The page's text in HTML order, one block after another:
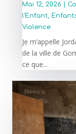
Mai 12, 2026 |
l'Enfant
Violence
Je m’appelle
de la ville de
ce que...